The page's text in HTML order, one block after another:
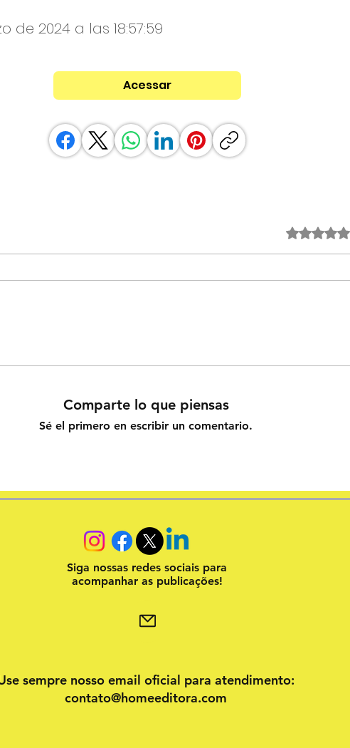
de 2024 a las 18:57:59
Acessar
Obtuvo 0 de 5
Comparte lo que piensas
Sé el primero en escribir un comentario.
Siga nossas redes sociais para
acompanhar as publicações!
sempre nosso email oficial para atendimento:
contato@homeeditora.com